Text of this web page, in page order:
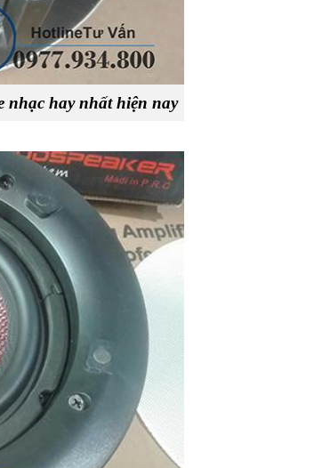
hay nhất hiện nay